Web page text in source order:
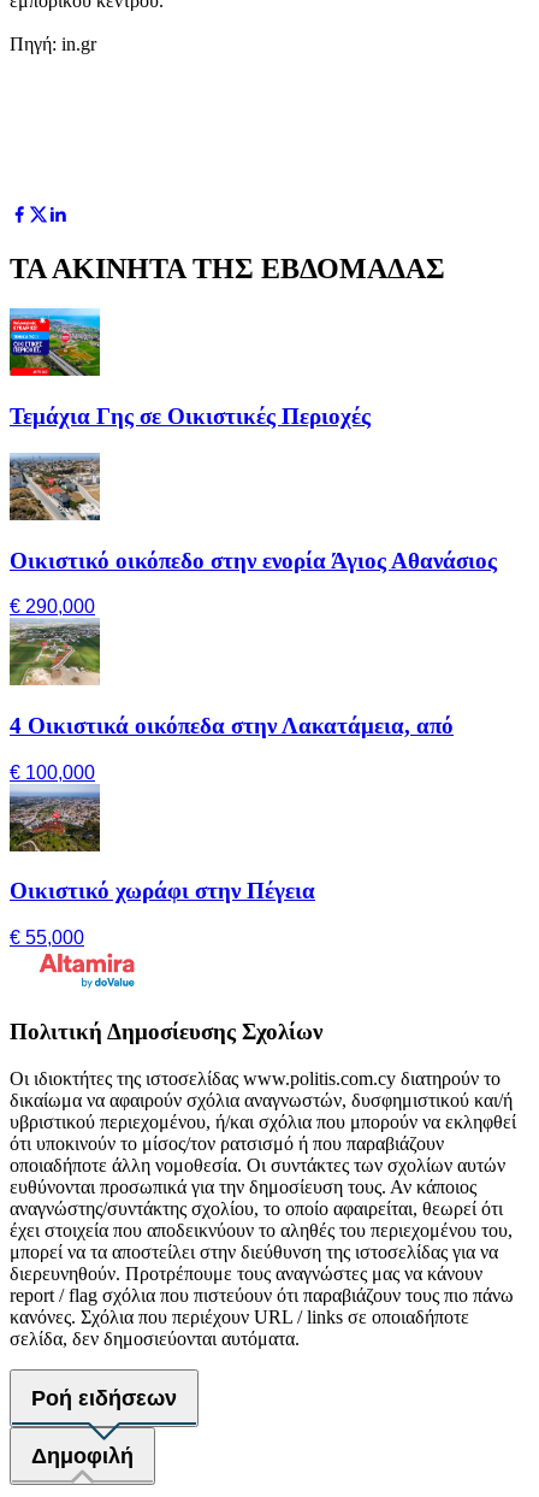
Πηγή: in.gr
ΤΑ ΑΚΙΝΗΤΑ ΤΗΣ ΕΒΔΟΜΑΔΑΣ
Τεμάχια Γης σε Οικιστικές Περιοχές
Οικιστικό οικόπεδο στην ενορία Άγιος Αθανάσιος
€ 290,000
4 Οικιστικά οικόπεδα στην Λακατάμεια, από
€ 100,000
Οικιστικό χωράφι στην Πέγεια
€ 55,000
Πολιτική Δημοσίευσης Σχολίων
Οι ιδιοκτήτες της ιστοσελίδας www.politis.com.cy διατηρούν το
δικαίωμα να αφαιρούν σχόλια αναγνωστών, δυσφημιστικού και/ή
υβριστικού περιεχομένου, ή/και σχόλια που μπορούν να εκληφθεί
ότι υποκινούν το μίσος/τον ρατσισμό ή που παραβιάζουν
οποιαδήποτε άλλη νομοθεσία. Οι συντάκτες των σχολίων αυτών
ευθύνονται προσωπικά για την δημοσίευση τους. Αν κάποιος
αναγνώστης/συντάκτης σχολίου, το οποίο αφαιρείται, θεωρεί ότι
έχει στοιχεία που αποδεικνύουν το αληθές του περιεχομένου του,
μπορεί να τα αποστείλει στην διεύθυνση της ιστοσελίδας για να
διερευνηθούν. Προτρέπουμε τους αναγνώστες μας να κάνουν
report / flag σχόλια που πιστεύουν ότι παραβιάζουν τους πιο πάνω
κανόνες. Σχόλια που περιέχουν URL / links σε οποιαδήποτε
σελίδα, δεν δημοσιεύονται αυτόματα.
Ροή ειδήσεων
Δημοφιλή